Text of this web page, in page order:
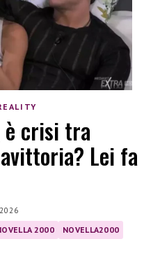
è crisi tra
Lei fa
2000 NOVELLA2000